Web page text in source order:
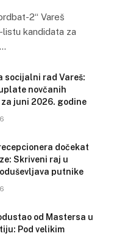
2“ Vareš
listu kandidata za
socijalni rad Vareš:
novčanih
juni 2026. godine
dočekat
Skriveni raj u
putnike
od Mastersa u
Pod velikim